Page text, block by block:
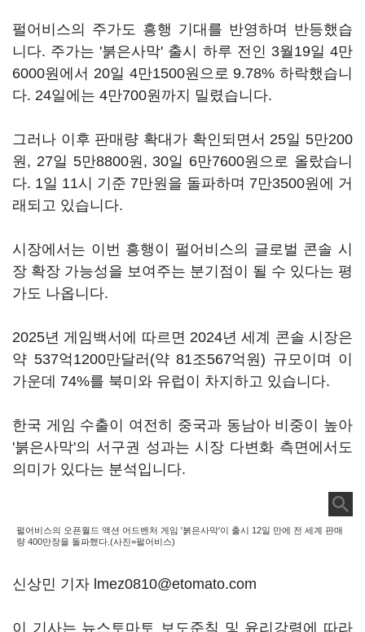
펄어비스의 주가도 흥행 기대를 반영하며 반등했습
니다. 주가는 '붉은사막' 출시 하루 전인 3월19일 4만
6000원에서 20일 4만1500원으로 9.78% 하락했습니
다. 24일에는 4만700원까지 밀렸습니다.
그러나 이후 판매량 확대가 확인되면서 25일 5만200
원, 27일 5만8800원, 30일 6만7600원으로 올랐습니
다. 1일 11시 기준 7만원을 돌파하며 7만3500원에 거
래되고 있습니다.
시장에서는 이번 흥행이 펄어비스의 글로벌 콘솔 시
장 확장 가능성을 보여주는 분기점이 될 수 있다는 평
가도 나옵니다.
2025년 게임백서에 따르면 2024년 세계 콘솔 시장은
약 537억1200만달러(약 81조567억원) 규모이며 이
가운데 74%를 북미와 유럽이 차지하고 있습니다.
한국 게임 수출이 여전히 중국과 동남아 비중이 높아
'붉은사막'의 서구권 성과는 시장 다변화 측면에서도
의미가 있다는 분석입니다.
펄어비스의 오픈월드 액션 어드벤처 게임 '붉은사막'이 출시 12일 만에 전 세계 판매
량 400만장을 돌파했다.(사진=펄어비스)
신상민 기자 lmez0810@etomato.com
이 기사는 뉴스토마토 보도준칙 및 윤리강령에 따라